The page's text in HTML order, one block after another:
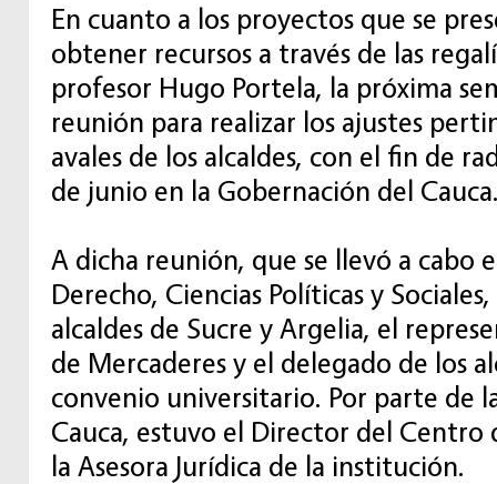
En cuanto a los proyectos que se
obtener recursos a través de las
profesor Hugo Portela, la próxima
reunión para realizar los ajustes
avales de los alcaldes, con el fin de
de junio en la Gobernación del
A dicha reunión, que se llevó a cabo
Derecho, Ciencias Políticas y
alcaldes de Sucre y Argelia, el
de Mercaderes y el delegado de los
convenio universitario. Por parte de
Cauca, estuvo el Director del Centro
la Asesora Jurídica de la institución.